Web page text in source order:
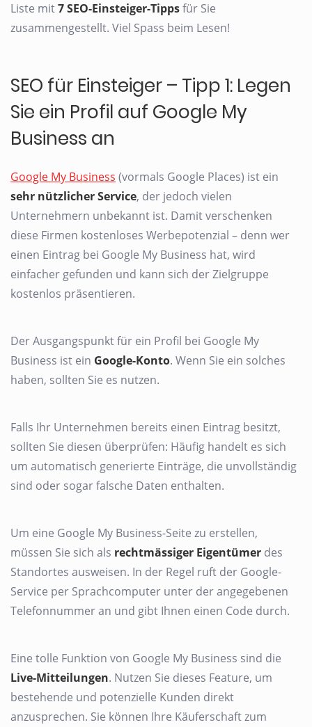
Liste mit7 SEO-Einsteiger-Tippsfür Sie
zusammengestellt. Viel Spass beim Lesen!
SEO für Einsteiger – Tipp 1: Legen
Sie ein Profil auf Google My
Business an
Google My Business (vormals Google Places) ist ein
sehr nützlicher Service, der jedoch vielen
Unternehmern unbekannt ist. Damit verschenken
diese Firmen kostenloses Werbepotenzial – denn wer
einen Eintrag bei Google My Business hat, wird
einfacher gefunden und kann sich der Zielgruppe
kostenlos präsentieren.
Der Ausgangspunkt für ein Profil bei Google My
Business ist ein Google-Konto. Wenn Sie ein solches
haben, sollten Sie es nutzen.
Falls Ihr Unternehmen bereits einen Eintrag besitzt,
sollten Sie diesen überprüfen: Häufig handelt es sich
um automatisch generierte Einträge, die unvollständig
sind oder sogar falsche Daten enthalten.
Um eine Google My Business-Seite zu erstellen,
müssen Sie sich als rechtmässiger Eigentümer des
Standortes ausweisen. In der Regel ruft der Google-
Service per Sprachcomputer unter der angegebenen
Telefonnummer an und gibt Ihnen einen Code durch.
Eine tolle Funktion von Google My Business sind die
Live-Mitteilungen. Nutzen Sie dieses Feature, um
bestehende und potenzielle Kunden direkt
anzusprechen. Sie können Ihre Käuferschaft zum